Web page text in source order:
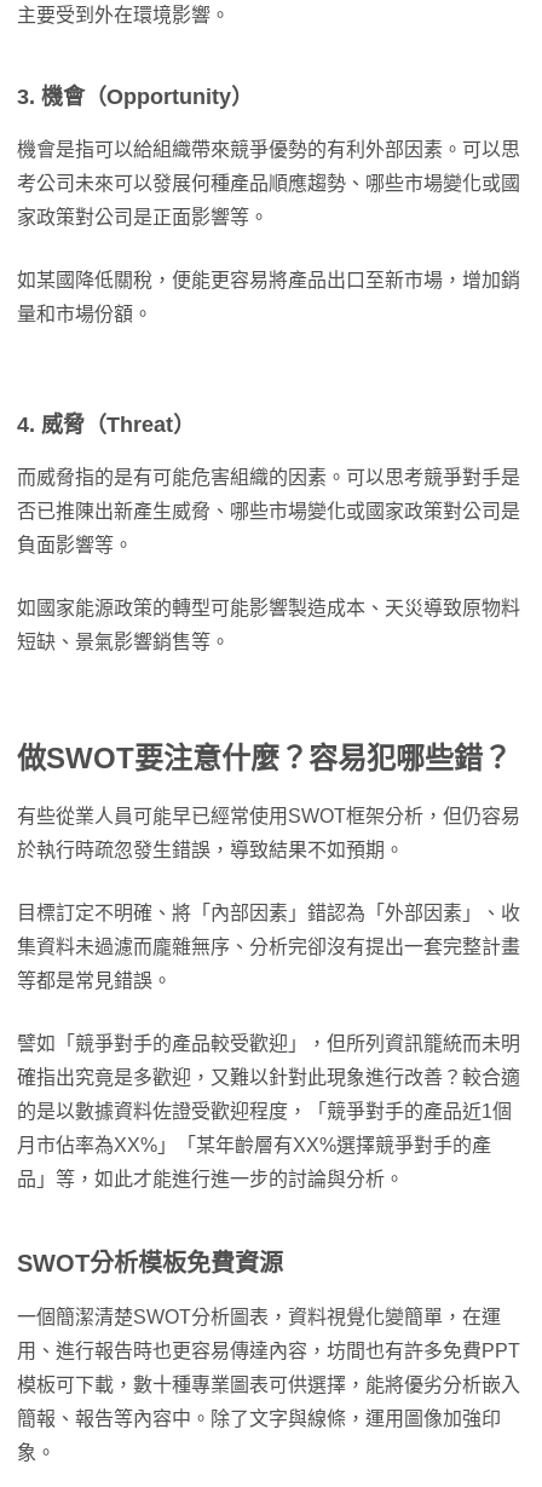
主要受到外在環境影響。
3. 機會（Opportunity）
機會是指可以給組織帶來競爭優勢的有利外部因素。可以思
考公司未來可以發展何種產品順應趨勢、哪些市場變化或國
家政策對公司是正面影響等。
如某國降低關稅，便能更容易將產品出口至新市場，增加銷
量和市場份額。
4. 威脅（Threat）
而威脅指的是有可能危害組織的因素。可以思考競爭對手是
否已推陳出新產生威脅、哪些市場變化或國家政策對公司是
負面影響等。
如國家能源政策的轉型可能影響製造成本、天災導致原物料
短缺、景氣影響銷售等。
做SWOT要注意什麼？容易犯哪些錯？
有些從業人員可能早已經常使用SWOT框架分析，但仍容易
於執行時疏忽發生錯誤，導致結果不如預期。
目標訂定不明確、將「內部因素」錯認為「外部因素」、收
集資料未過濾而龐雜無序、分析完卻沒有提出一套完整計畫
等都是常見錯誤。
譬如「競爭對手的產品較受歡迎」，但所列資訊籠統而未明
確指出究竟是多歡迎，又難以針對此現象進行改善？較合適
的是以數據資料佐證受歡迎程度，「競爭對手的產品近1個
月市佔率為XX%」「某年齡層有XX%選擇競爭對手的產
品」等，如此才能進行進一步的討論與分析。
SWOT分析模板免費資源
一個簡潔清楚SWOT分析圖表，資料視覺化變簡單，在運
用、進行報告時也更容易傳達內容，坊間也有許多免費PPT
模板可下載，數十種專業圖表可供選擇，能將優劣分析嵌入
簡報、報告等內容中。除了文字與線條，運用圖像加強印
象。